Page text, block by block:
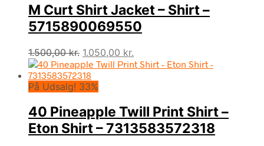
M Curt Shirt Jacket – Shirt –
5715890069550
1.500,00kr. Den
oprindelige
pris
var:
1.050,00 kr.
aktuelle
På Udsalg! 33%
40 Pineapple Twill Print Shirt –
Eton Shirt – 7313583572318